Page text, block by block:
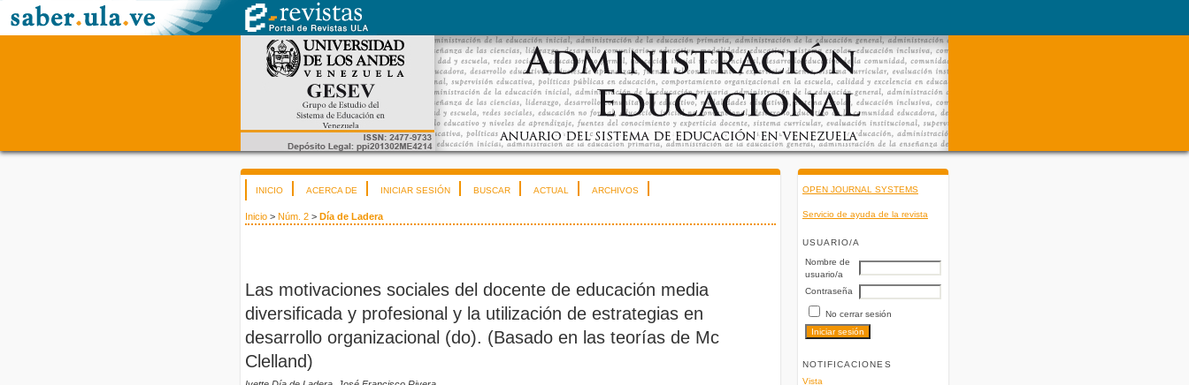
OPEN JOURNAL SYSTEMS
Servicio de ayuda de la revista
USUARIO/A
Nombre de
usuario/a
Contraseña
No cerrar sesión
NOTIFICACIONES
Vista
INICIO ACERCA DE INICIAR SESIÓN BUSCAR ACTUAL ARCHIVOS
Inicio > Núm. 2 > Día de Ladera
Las motivaciones sociales del docente de educación media
diversificada y profesional y la utilización de estrategias en
desarrollo organizacional (do). (Basado en las teorías de Mc
Clelland)